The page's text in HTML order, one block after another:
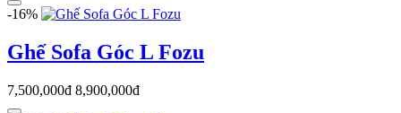
-16%
Ghế Sofa Góc L Fozu
7,500,000đ 8,900,000đ